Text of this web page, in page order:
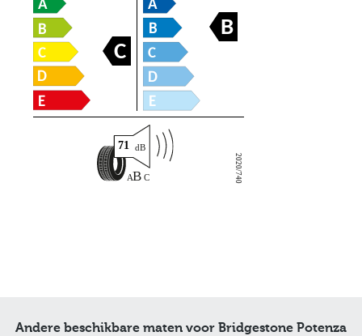
C
B
2020/740
71
Andere beschikbare maten voor Bridgestone Potenza